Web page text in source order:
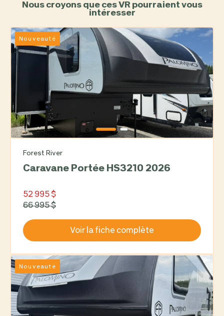
Nous croyons que ces VR pourraient vous
intéresser
Nouveauté
Forest River
Caravane Portée HS3210 2026
66 995 $
52 995 $
Voir la fiche complète
Nouveauté